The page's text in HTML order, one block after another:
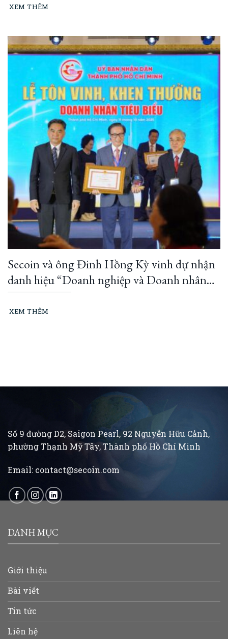
XEM THÊM
Secoin và ông Đinh Hồng Kỳ vinh dự nhận
danh hiệu “Doanh nghiệp và Doanh nhân
TP Hồ Chí Minh tiêu biểu” năm 2025
XEM THÊM
Số 9 đường D2, Saigon Pearl, 92 Nguyễn Hữu Cảnh,
phường Thạnh Mỹ Tây, Thành phố Hồ Chí Minh
Email: contact@secoin.com
DANH MỤC
Giới thiệu
Bài viết
Tin tức
Liên hệ